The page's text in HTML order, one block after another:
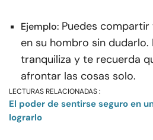
Ejemplo: Puedes
en su hombro sin dudarlo.
tranquiliza y te recuerda
afrontar las cosas solo.
LECTURAS RELACIONADAS :
El poder de sentirse seguro en
lograrlo